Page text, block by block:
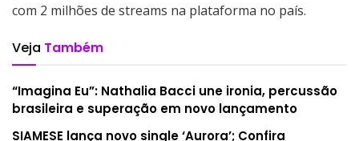
com 2 milhões de streams na plataforma no país.
Veja Também
“Imagina Eu”: Nathalia Bacci une ironia, percussão
brasileira e superação em novo lançamento
SIAMESE lança novo single ‘Aurora’; Confira